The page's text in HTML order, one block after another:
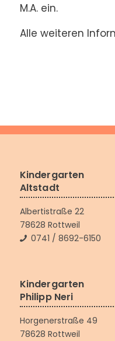
M.A. ein.
Alle weiteren
Kindergarten
Altstadt
Albertistraße 22
78628 Rottweil
0741 / 8692-6150
Kindergarten
Philipp Neri
Horgenerstraße 49
78628 Rottweil